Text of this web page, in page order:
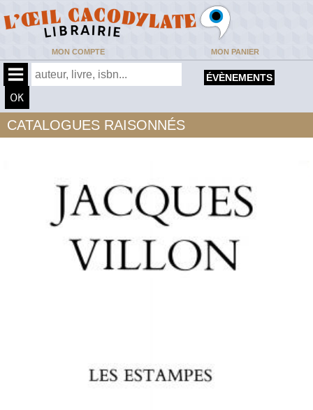
MON COMPTE MON PANIER
ÉVÈNEMENTS
CATALOGUES RAISONNÉS